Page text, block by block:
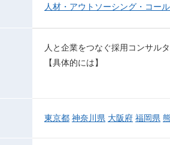
人材・アウトソーシング・コー
人と企業をつなぐ採用コンサル
【具体的には】
東京都 神奈川県 大阪府 福岡県